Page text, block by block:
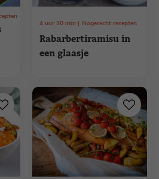
Rabarbertiramisu in
een glaasje
4 uur 30 min Nagerecht recepten